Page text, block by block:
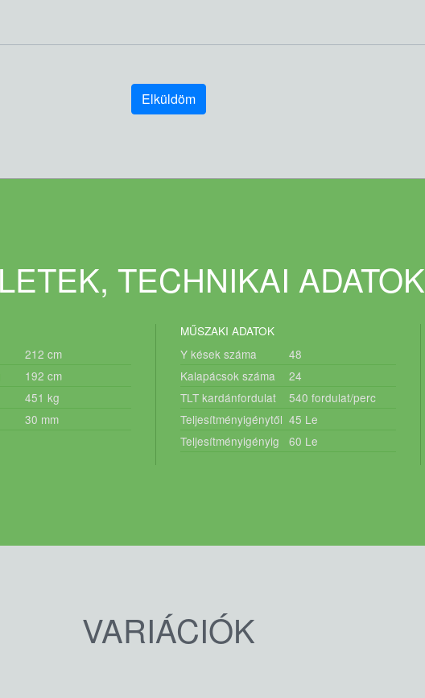
Elküldöm
TECHNIKAI ADATOK
212 cm
192 cm
451 kg
30 mm
MŰSZAKI ADATOK
Y kések száma
48
Kalapácsok száma
24
TLT kardánfordulat
540fordulat/perc
Teljesítményigénytől 45 Le
Teljesítményigényig
60 Le
VARIÁCIÓK